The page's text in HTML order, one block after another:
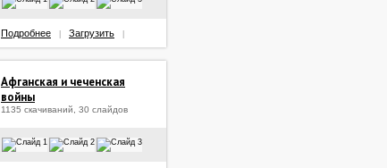
Подробнее Загрузить
Афганская и чеченская
войны
1135 скачиваний, 30 слайдов